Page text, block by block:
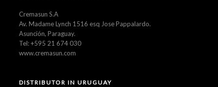
Cremasun S.A
Av. Madame Lynch 1516 esq Jose Pappalardo.
Asunción, Paraguay.
Tel: +595 21 674 030
www.cremasun.com
DISTRIBUTOR IN URUGUAY